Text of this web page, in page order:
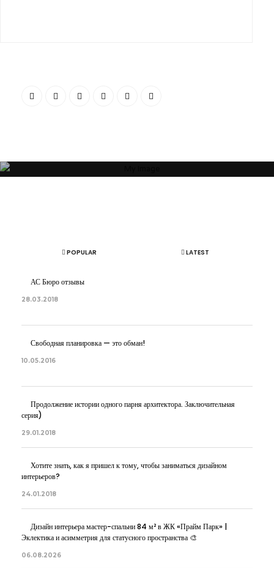
состояние зависят от пространства, которое Вас окружает. Своей
POPULAR LATEST
АС Бюро отзывы
28.03.2018
Свободная планировка — это обман!
10.05.2016
Продолжение истории одного парня архитектора. Заключительная
серия)
29.01.2018
Хотите знать, как я пришел к тому, чтобы заниматься дизайном
интерьеров?
24.01.2018
Дизайн интерьера мастер-спальни 84 м² в ЖК «Прайм Парк» |
Эклектика и асимметрия для статусного пространства 🎨
06.08.2026